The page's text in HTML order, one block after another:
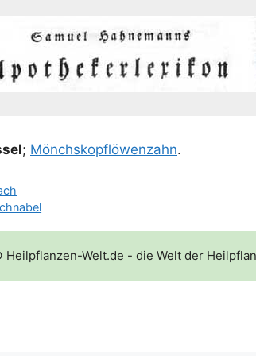
; Mönchs­kopf­lö­wen­zahn.
Heilpflanzen-Welt.de - die Welt der